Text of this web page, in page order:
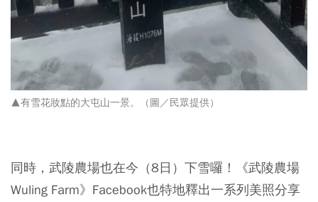
▲有雪花妝點的大屯山一景。 （圖／民眾提供）
同時，武陵農場也在今（8日）下雪囉！《武陵農場
Wuling Farm》Facebook也特地釋出一系列美照分享